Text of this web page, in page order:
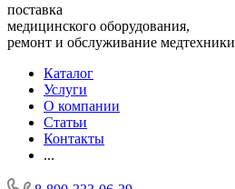
поставка
медицинского оборудования,
ремонт и обслуживание медтехники
Каталог
Услуги
О компании
Статьи
Контакты
...